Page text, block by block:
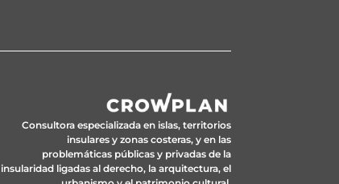
Consultora especializada en islas, territorios
insulares y zonas costeras, y en las
problemáticas públicas y privadas de la
insularidad ligadas al derecho, la arquitectura, el